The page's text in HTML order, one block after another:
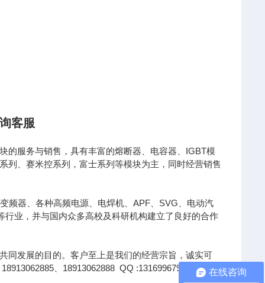
客服
的服务与销售，具有丰富的熔断器、电容器、IGBT模
列、赛米控系列，富士系列等模块为主，同时经营销售
频器、各种高频电源、电焊机、APF、SVG、电动汽
业，并与国内众多高校及科研机构建立了良好的合作
同发展的目的。客户至上是我们的经营宗旨，诚实可
、18913062888 QQ :1316996791、
在线咨询